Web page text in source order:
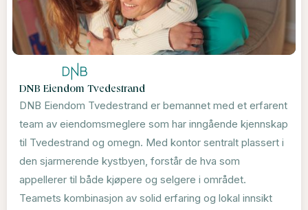
DNB Eiendom Tvedestrand
DNB Eiendom Tvedestrand er bemannet med et erfarent
team av eiendomsmeglere som har inngående kjennskap
til Tvedestrand og omegn. Med kontor sentralt plassert i
den sjarmerende kystbyen, forstår de hva som
appellerer til både kjøpere og selgere i området.
Teamets kombinasjon av solid erfaring og lokal innsikt